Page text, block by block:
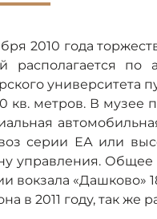
2010 года
располагается по
университета
кв. метров. В музее
серии ЕА или
управления. Общее
вокзала «Дашково»
в 2011 году, так же